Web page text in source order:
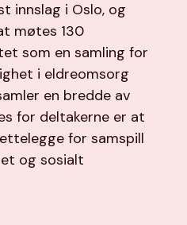
innslag i Oslo, og
møtes 130
som en samling for
i eldreomsorg
en bredde av
for deltakerne er at
for samspill
og sosialt